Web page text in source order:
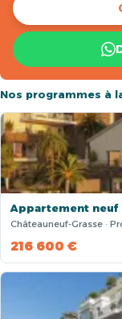
Nos programmes à
Appartement neuf
Châteauneuf-Grasse ·
216 600 €